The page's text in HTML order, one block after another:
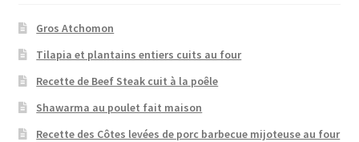
Gros Atchomon
Tilapia et plantains entiers cuits au four
Recette de Beef Steak cuit à la poêle
Shawarma au poulet fait maison
Recette des Côtes levées de porc barbecue mijoteuse au four